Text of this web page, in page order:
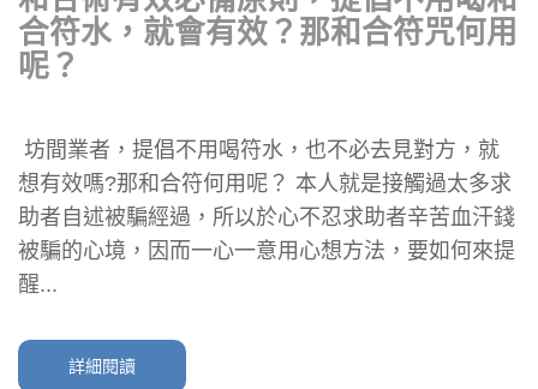
合符水，就會有效？那和合符咒何用
呢？
坊間業者，提倡不用喝符水，也不必去見對方，就
想有效嗎?那和合符何用呢？ 本人就是接觸過太多求
助者自述被騙經過，所以於心不忍求助者辛苦血汗錢
被騙的心境，因而一心一意用心想方法，要如何來提
醒...
詳細閱讀